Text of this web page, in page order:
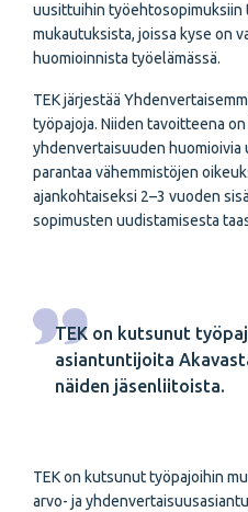
uusittuihin työehtosopimuksiin
mukautuksista, joissa kyse on
huomioinnista työelämässä.
TEK järjestää
työpajoja. Niiden tavoitteena
yhdenvertaisuuden huomioivia
parantaa vähemmistöjen
ajankohtaiseksi 2–3 vuoden
sopimusten uudistamisesta
TEK on kutsunut
asiantuntijoita
näiden jäsenliitoista.
TEK on kutsunut työpajoihin
arvo- ja